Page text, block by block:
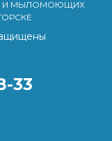
И МЫЛОМОЮЩИХ
33